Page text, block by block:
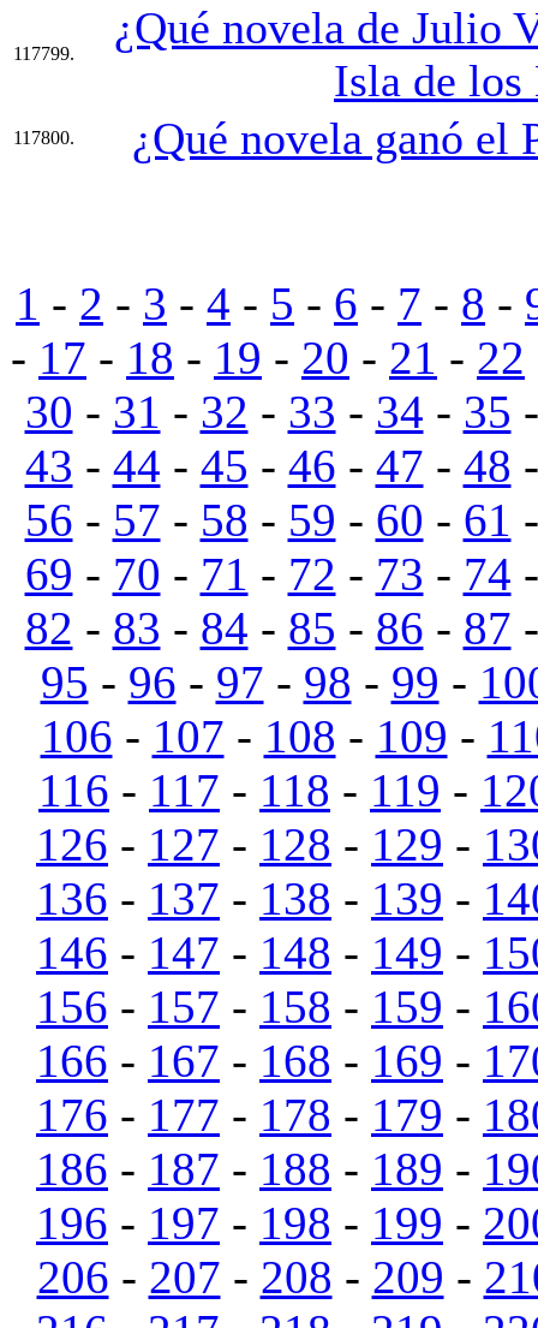
117799.
¿Qué novela de Julio
Isla de los
117800. ¿Qué novela ganó el
1 - 2 - 3 - 4 - 5 - 6 - 7 - 8 -
- 17 - 18 - 19 - 20 - 21 - 22
30 - 31 - 32 - 33 - 34 - 35
43 - 44 - 45 - 46 - 47 - 48
56 - 57 - 58 - 59 - 60 - 61
69 - 70 - 71 - 72 - 73 - 74
82 - 83 - 84 - 85 - 86 - 87
95 - 96 - 97 - 98 - 99 -
106 - 107 - 108 - 109 -
116 - 117 - 118 - 119 -
126 - 127 - 128 - 129 -
136 - 137 - 138 - 139 -
146 - 147 - 148 - 149 -
156 - 157 - 158 - 159 -
166 - 167 - 168 - 169 -
176 - 177 - 178 - 179 -
186 - 187 - 188 - 189 -
196 - 197 - 198 - 199 -
206 - 207 - 208 - 209 -